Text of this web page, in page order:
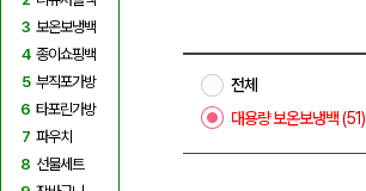
3 보온보냉백
4 종이쇼핑백
5 부직포가방
6 타포린가방
7 파우치
8 선물세트
전체
대용량 보온보냉백(51)